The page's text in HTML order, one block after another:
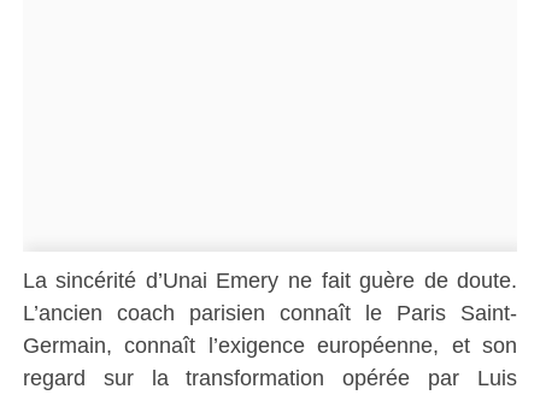
La sincérité d’Unai Emery ne fait guère de doute.
L’ancien coach parisien connaît le Paris Saint-
Germain, connaît l’exigence européenne, et son
regard sur la transformation opérée par Luis